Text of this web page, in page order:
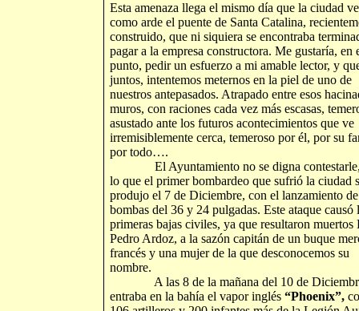
Esta amenaza llega el mismo día que la ciudad ve
como arde el puente de Santa Catalina,
construido, que ni siquiera se encontraba
pagar a la empresa constructora. Me gustaría, en
punto, pedir un esfuerzo a mi amable lector, y
juntos, intentemos meternos en la piel de uno de
nuestros antepasados. Atrapado entre esos
muros, con raciones cada vez más escasas,
asustado ante los futuros acontecimientos que ve
irremisiblemente cerca, temeroso por él, por su
por todo….
El Ayuntamiento no se digna
lo que el primer bombardeo que sufrió la ciudad
produjo el 7 de Diciembre, con el lanzamiento de
bombas del 36 y 24 pulgadas. Este ataque causó
primeras bajas civiles, ya que resultaron muertos
Pedro Ardoz, a la sazón capitán de un buque
francés y una mujer de la que desconocemos su
nombre.
A las 8 de la mañana del 10 de
entraba en la bahía el vapor inglés “Phoenix”,